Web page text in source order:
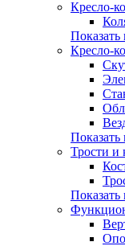
Кресло-
Показать
Кресло-
Показать
Трости и
Показать